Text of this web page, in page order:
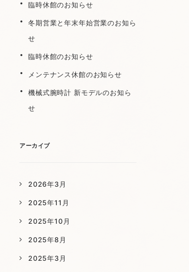
臨時休館のお知らせ
冬期営業と年末年始営業のお知ら
せ
臨時休館のお知らせ
メンテナンス休館のお知らせ
機械式腕時計 新モデルのお知ら
せ
アーカイブ
2026年3月
2025年11月
2025年10月
2025年8月
2025年3月